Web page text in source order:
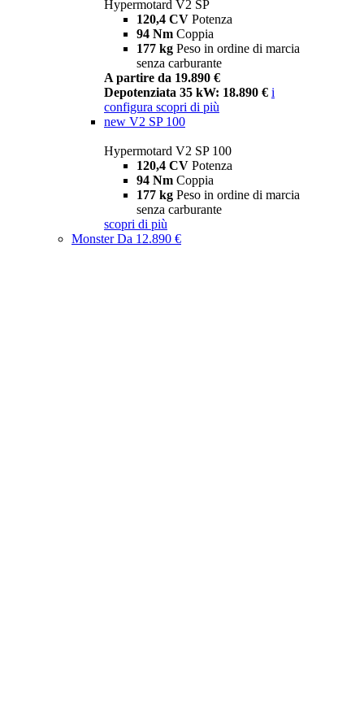
Hypermotard V2 SP
120,4 CV Potenza
94 Nm Coppia
177 kg Peso in ordine di marcia
senza carburante
A partire da 19.890 €
Depotenziata 35 kW: 18.890 € i
configura scopri di più
new V2 SP 100
Hypermotard V2 SP 100
120,4 CV Potenza
94 Nm Coppia
177 kg Peso in ordine di marcia
senza carburante
scopri di più
MonsterDa 12.890 €